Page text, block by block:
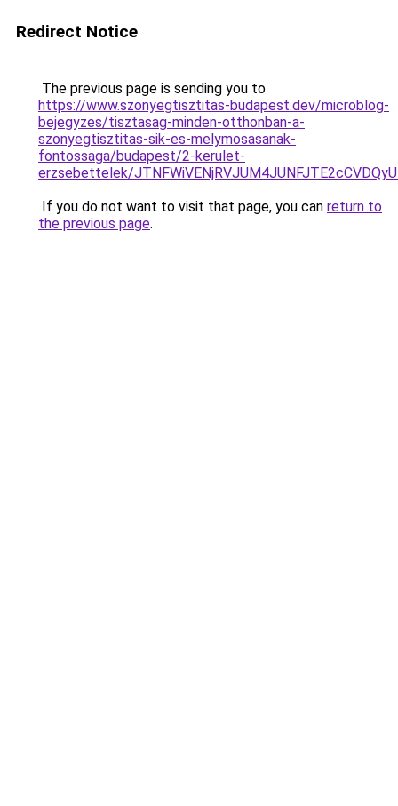
Redirect Notice
The previous page is sending you to
https://www.szonyegtisztitas-budapest.dev/microblog-
bejegyzes/tisztasag-minden-otthonban-a-
szonyegtisztitas-sik-es-melymosasanak-
fontossaga/budapest/2-kerulet-
erzsebettelek/
If you do not want to visit that page, you can return to
the previous page.